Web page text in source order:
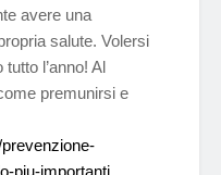
avere una
salute. Volersi
l’anno! Al
premunirsi e